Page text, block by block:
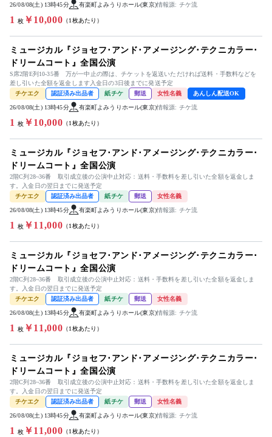
26/08/08(土) 13時45分 有楽町よみうりホール(東京)情報源: チケ流
1 枚￥10,000 （1枚あたり）
ミュージカル『ジョセフ･アンド･アメージング･テクニカラー･
ドリームコート』全国公演
S席2階E列10-35番 万が一中止の際は、チケットを返送いただければ送料・手数料などを
差し引いた全額を返金します入金日の3日後までに発送予定
チケエク
認証済み出品者 紙チケ 郵送 女性名義 あんしん配送OK
26/08/08(土) 13時45分 有楽町よみうりホール(東京)情報源: チケ流
1 枚￥10,000 （1枚あたり）
ミュージカル『ジョセフ･アンド･アメージング･テクニカラー･
ドリームコート』全国公演
2階C列28~36番 取引成立後の公演中止対応：送料・手数料を差し引いた全額を返金しま
す。入金日の翌日までに発送予定
チケエク
認証済み出品者 紙チケ 郵送 女性名義
26/08/08(土) 13時45分 有楽町よみうりホール(東京)情報源: チケ流
1 枚￥11,000 （1枚あたり）
ミュージカル『ジョセフ･アンド･アメージング･テクニカラー･
ドリームコート』全国公演
2階C列28~36番 取引成立後の公演中止対応：送料・手数料を差し引いた全額を返金しま
す。入金日の翌日までに発送予定
チケエク
認証済み出品者 紙チケ 郵送 女性名義
26/08/08(土) 13時45分 有楽町よみうりホール(東京)情報源: チケ流
1 枚￥11,000 （1枚あたり）
ミュージカル『ジョセフ･アンド･アメージング･テクニカラー･
ドリームコート』全国公演
2階C列28~36番 取引成立後の公演中止対応：送料・手数料を差し引いた全額を返金しま
す。入金日の翌日までに発送予定
チケエク
認証済み出品者 紙チケ 郵送 女性名義
26/08/08(土) 13時45分 有楽町よみうりホール(東京)情報源: チケ流
1 枚￥11,000 （1枚あたり）